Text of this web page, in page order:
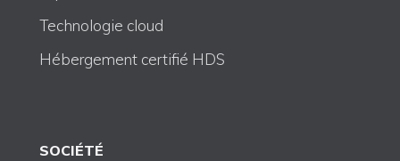
Technologie cloud
Hébergement certifié HDS
SOCIÉTÉ